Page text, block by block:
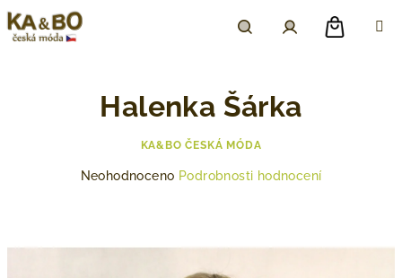
na
obsah
Halenka Šárka
KA&BO ČESKÁ MÓDA
0,0
Neohodnoceno Podrobnosti hodnocení